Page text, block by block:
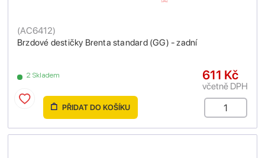
Brzdové destičky Brenta standard (GG) - zadní
(AC6412)
2 Skladem 611 Kč
včetně DPH
PŘIDAT DO KOŠÍKU